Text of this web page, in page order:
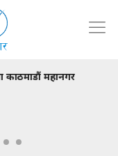
स्वास्थ्य मन्त्री निशा मेहता